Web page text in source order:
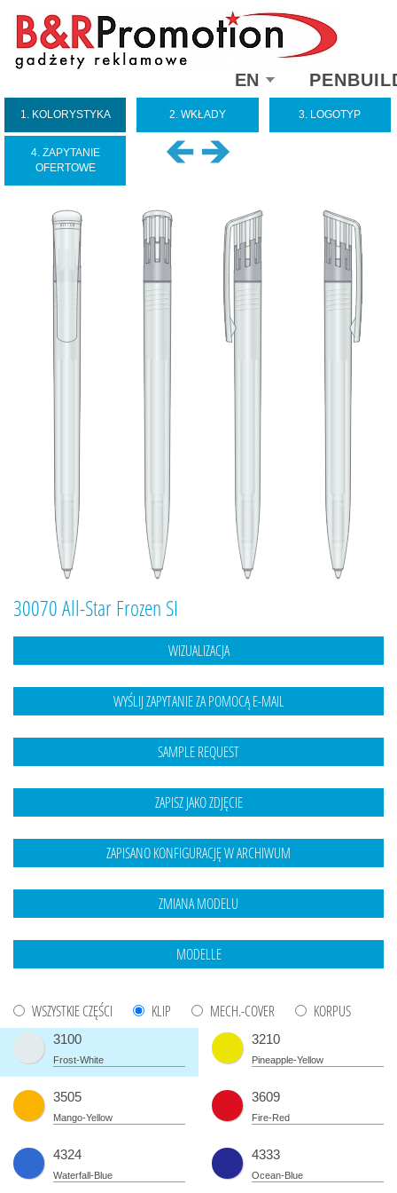
Select
yourEN
1. KOLORYSTYKA 2. WKŁADY 3. LOGOTYP
4. ZAPYTANIE
OFERTOWE
30070 All-Star Frozen SI
WSZYSTKIE CZĘŚCI KLIP MECH.-COVER KORPUS
3100
Frost-White
3210
Pineapple-Yellow
3505
Mango-Yellow
3609
Fire-Red
4324
Waterfall-Blue
4333
Ocean-Blue